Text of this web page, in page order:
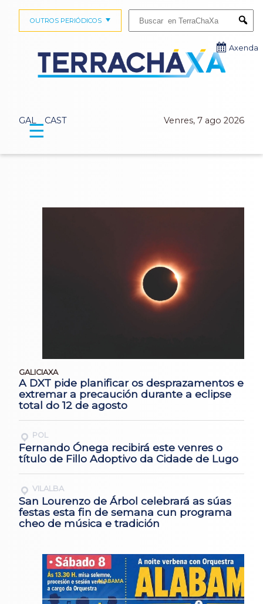
GAL CAST Venres, 7 ago 2026
OUTROS PERIÓDICOS
Axenda
☰
GALICIAXA
A DXT pide planificar os desprazamentos e
extremar a precaución durante a eclipse
total do 12 de agosto
POL
Fernando Ónega recibirá este venres o
título de Fillo Adoptivo da Cidade de Lugo
VILALBA
San Lourenzo de Árbol celebrará as súas
festas esta fin de semana cun programa
cheo de música e tradición